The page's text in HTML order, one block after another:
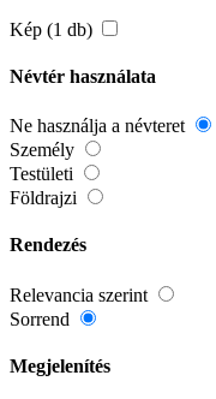
Kép (1 db)
Névtér használata
Ne használja a névteret
Személy
Testületi
Földrajzi
Rendezés
Relevancia szerint
Sorrend
Megjelenítés